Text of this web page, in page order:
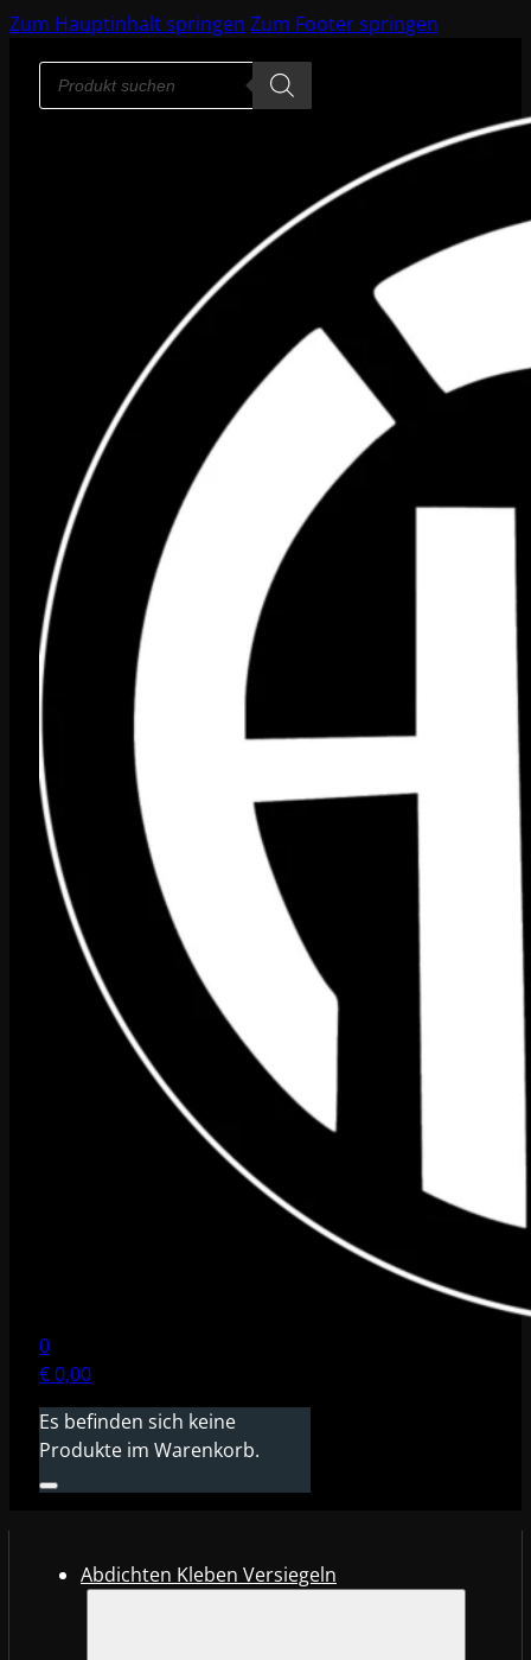
Zum Hauptinhalt springen Zum Footer springen
Products
search
0
€0,00
Es befinden sich keine
Produkte im Warenkorb.
Abdichten Kleben Versiegeln